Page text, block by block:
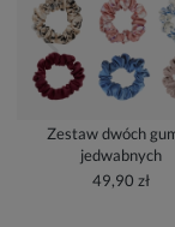
Zestaw dwóch
jedwabnych
49,90 zł